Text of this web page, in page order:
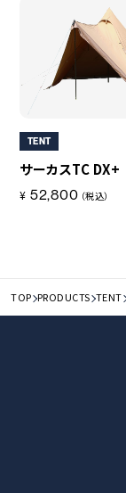
TENT
サーカスTC DX+
¥ 52,800 （税込）
TOP PRODUCTS TENT